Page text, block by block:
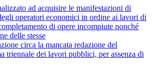
ad acquisire le manifestazioni di
operatori economici in ordine ai lavori di
di opere incompiute nonché
delle stesse
circa la mancata redazione del
triennale dei lavori pubblici, per assenza di